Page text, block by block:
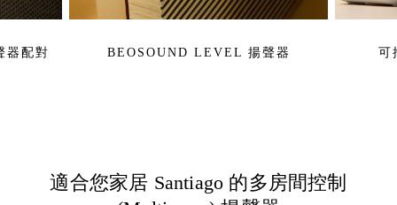
器配對 BEOSOUND LEVEL 揚聲器 可
適合您家居 Santiago 的多房間控制